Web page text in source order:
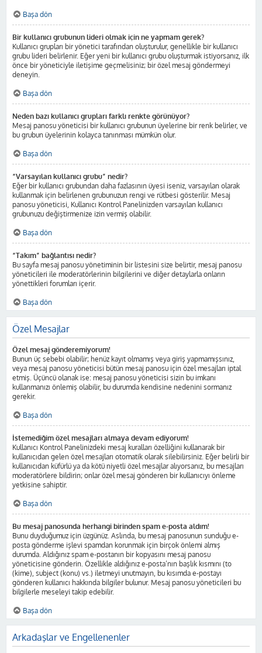
Başa dön
Bir kullanıcı grubunun lideri olmak için ne yapmam gerek?
Kullanıcı grupları bir yönetici tarafından oluşturulur, genellikle bir kullanıcı
grubu lideri belirlenir. Eğer yeni bir kullanıcı grubu oluşturmak istiyorsanız, ilk
önce bir yöneticiyle iletişime geçmelisiniz; bir özel mesaj göndermeyi
deneyin.
Başa dön
Neden bazı kullanıcı grupları farklı renkte görünüyor?
Mesaj panosu yöneticisi bir kullanıcı grubunun üyelerine bir renk belirler, ve
bu grubun üyelerinin kolayca tanınması mümkün olur.
Başa dön
“Varsayılan kullanıcı grubu” nedir?
Eğer bir kullanıcı grubundan daha fazlasının üyesi iseniz, varsayılan olarak
kullanmak için belirlenen grubunuzun rengi ve rütbesi gösterilir. Mesaj
panosu yöneticisi, Kullanıcı Kontrol Panelinizden varsayılan kullanıcı
grubunuzu değiştirmenize izin vermiş olabilir.
Başa dön
“Takım” bağlantısı nedir?
Bu sayfa mesaj panosu yönetiminin bir listesini size belirtir, mesaj panosu
yöneticileri ile moderatörlerinin bilgilerini ve diğer detaylarla onların
yönettikleri forumları içerir.
Başa dön
Özel Mesajlar
Özel mesaj gönderemiyorum!
Bunun üç sebebi olabilir; henüz kayıt olmamış veya giriş yapmamışsınız,
veya mesaj panosu yöneticisi bütün mesaj panosu için özel mesajları iptal
etmiş. Üçüncü olanak ise: mesaj panosu yöneticisi sizin bu imkanı
kullanmanızı önlemiş olabilir, bu durumda kendisine nedenini sormanız
gerekir.
Başa dön
İstemediğim özel mesajları almaya devam ediyorum!
Kullanıcı Kontrol Panelinizdeki mesaj kuralları özelliğini kullanarak bir
kullanıcıdan gelen özel mesajları otomatik olarak silebilirsiniz. Eğer belirli bir
kullanıcıdan küfürlü ya da kötü niyetli özel mesajlar alıyorsanız, bu mesajları
moderatörlere bildirin; onlar özel mesaj gönderen bir kullanıcıyı önleme
yetkisine sahiptir.
Başa dön
Bu mesaj panosunda herhangi birinden spam e-posta aldım!
Bunu duyduğumuz için üzgünüz. Aslında, bu mesaj panosunun sunduğu e-
posta gönderme işlevi spamdan korunmak için birçok önlemi almış
durumda. Aldığınız spam e-postanın bir kopyasını mesaj panosu
yöneticisine gönderin. Özellikle aldığınız e-posta’nın başlık kısmını (to
(kime), subject (konu) vs.) iletmeyi unutmayın, bu kısımda e-postayı
gönderen kullanıcı hakkında bilgiler bulunur. Mesaj panosu yöneticileri bu
bilgilerle meseleyi takip edebilir.
Başa dön
Arkadaşlar ve Engellenenler